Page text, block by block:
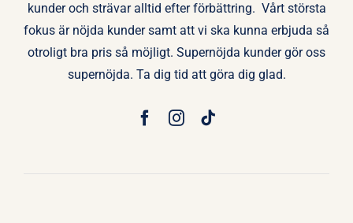
kunder och strävar alltid efter förbättring. Vårt största
fokus är nöjda kunder samt att vi ska kunna erbjuda så
otroligt bra pris så möjligt. Supernöjda kunder gör oss
supernöjda. Ta dig tid att göra dig glad.